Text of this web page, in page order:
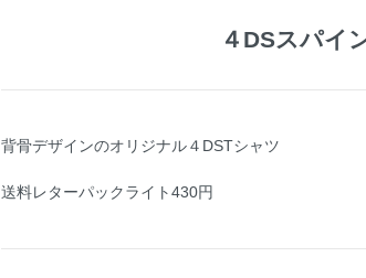
４DSスパ
背骨デザインのオリジナル４DSTシャツ
送料レターパックライト430円